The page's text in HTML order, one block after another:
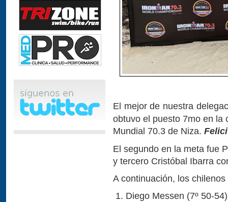
El mejor de nuestra
obtuvo el puesto 7mo en la
Mundial 70.3 de Niza.
El segundo en la meta fue
y tercero Cristóbal Ibarra
A continuación, los
Diego Messen (7º 50-